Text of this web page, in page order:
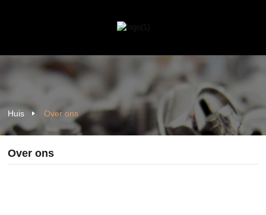
Huis Over ons
Over ons